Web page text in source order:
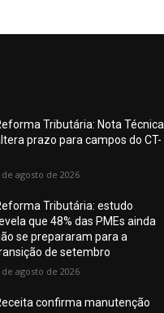
Tributária: Nota Técnica
prazo para campos do CT-
de agosto de 2026
Tributária: estudo
que 48% das PMEs ainda
se prepararam para a
de setembro
de agosto de 2026
confirma manutenção